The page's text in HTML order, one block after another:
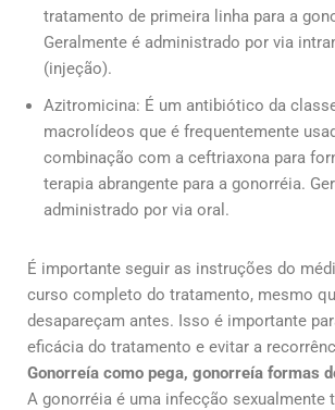
tratamento de primeira linha para a
Geralmente é administrado por via
(injeção).
Azitromicina: É um antibiótico da
macrolídeos que é frequentemente
combinação com a ceftriaxona para
terapia abrangente para a gonorréia.
administrado por via oral.
É importante seguir as instruções do
curso completo do tratamento, mesmo
desapareçam antes. Isso é importante
eficácia do tratamento e evitar a
Gonorreía como pega, gonorreía formas
A gonorréia é uma infecção sexualmente